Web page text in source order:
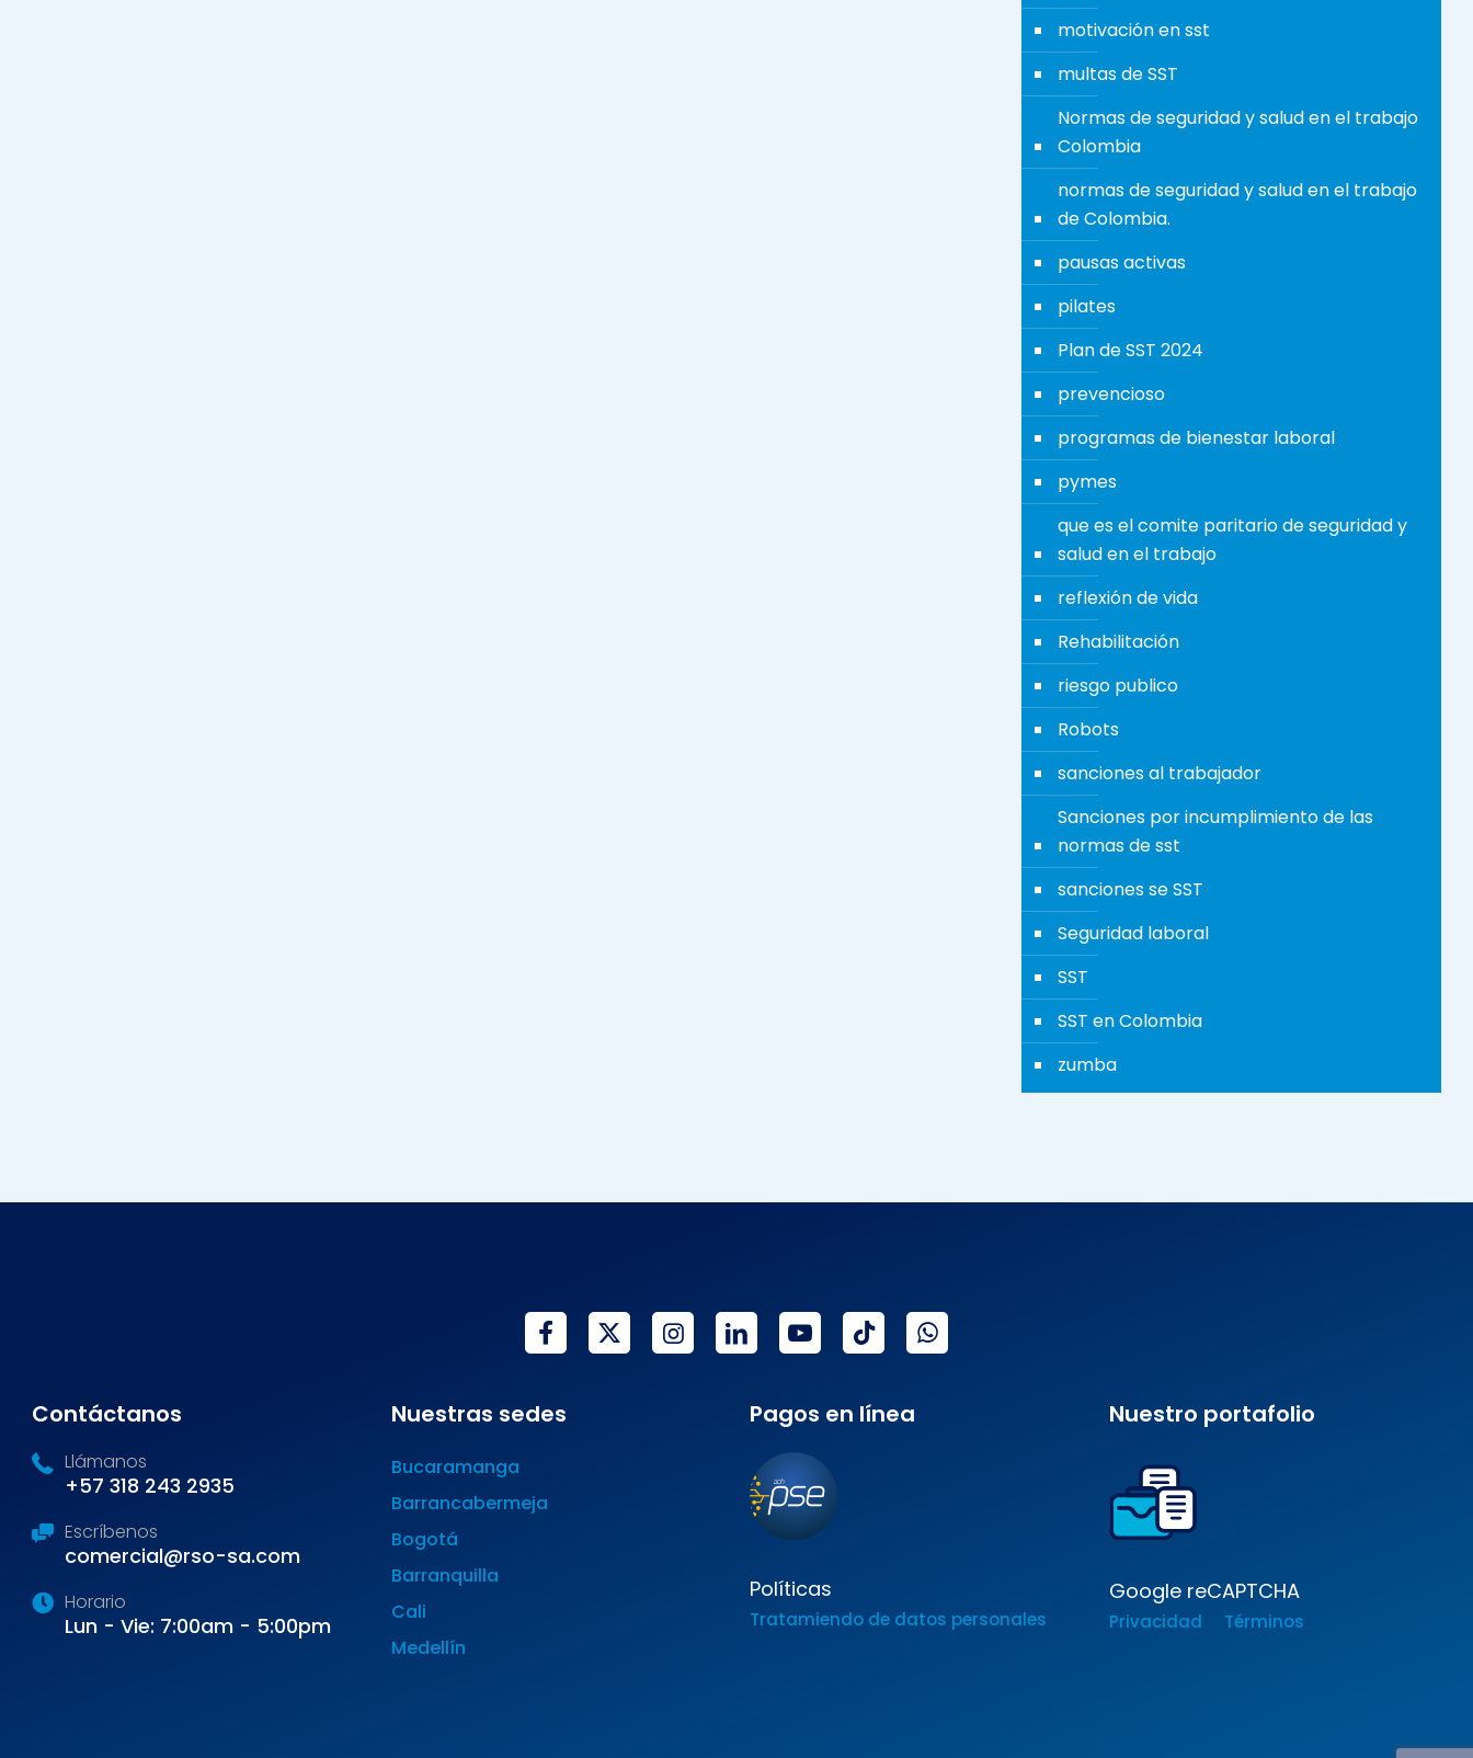
motivación en sst
multas de SST
Normas de seguridad y salud en el trabajo
Colombia
normas de seguridad y salud en el trabajo
de Colombia.
pausas activas
pilates
Plan de SST 2024
prevencioso
programas de bienestar laboral
pymes
que es el comite paritario de seguridad y
salud en el trabajo
reflexión de vida
Rehabilitación
riesgo publico
Robots
sanciones al trabajador
Sanciones por incumplimiento de las
normas de sst
sanciones se SST
Seguridad laboral
SST
SST en Colombia
zumba
Contáctanos
Llámanos
+57 318 243 2935
Escríbenos
comercial@rso-sa.com
Horario
Lun - Vie: 7:00am - 5:00pm
Nuestras sedes
Bucaramanga
Barrancabermeja
Bogotá
Barranquilla
Cali
Medellín
Pagos en línea
Políticas
Tratamiendo de datos personales
Nuestro portafolio
Google reCAPTCHA
Privacidad Términos